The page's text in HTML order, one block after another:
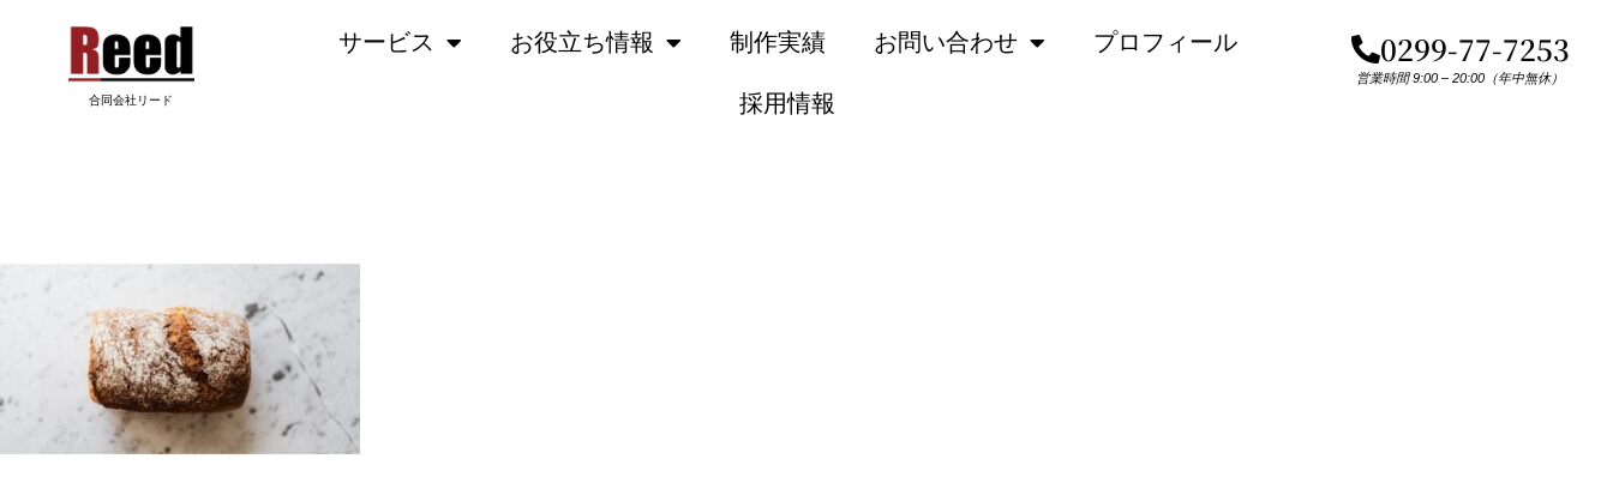
合同会社リード
サービス お役立ち情報 制作実績 お問い合わせ
プロフィール
採用情報
0299-77-7253
営業時間 9:00 – 20:00（年中無休）